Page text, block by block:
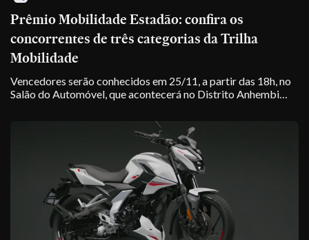
Prêmio Mobilidade Estadão: confira os
concorrentes de três categorias da Trilha
Mobilidade
Vencedores serão conhecidos em 25/11, a partir das 18h, no
Salão do Automóvel, que acontecerá no Distrito Anhembi